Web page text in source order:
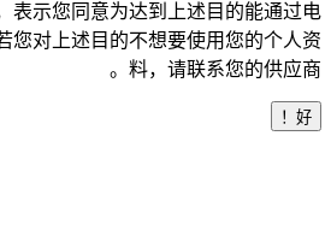
表示您同意为达到上述目的能通过电
您对上述目的不想要使用您的个人资
料，请联系您的供应商。
好！